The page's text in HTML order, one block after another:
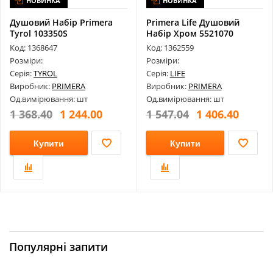
Душовий Набір Primera
Tyrol 103350S
Код: 1368647
Розміри:
Серія:TYROL
Виробник: PRIMERA
Од.вимірювання: шт
1 368.40 1 244.00
Купити
Primera Life Душовий
Набір Хром 5521070
Код: 1362559
Розміри:
Серія: LIFE
Виробник: PRIMERA
Од.вимірювання: шт
1 547.04 1 406.40
Купити
Популярні запити